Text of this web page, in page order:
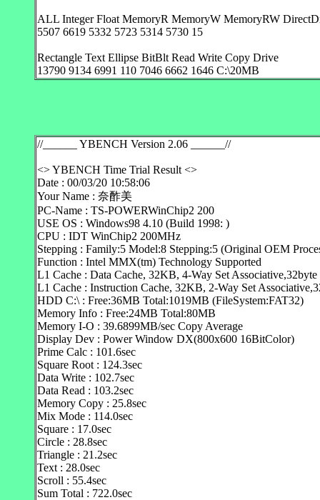
ALL Integer Float MemoryR MemoryW MemoryRW
5507 6619 5332 5723 5314 5730 15
Rectangle Text Ellipse BitBlt Read Write Copy Drive
13790 9134 6991 110 7046 6662 1646 C:\20MB
//______ YBENCH Version 2.06 ______//
<> YBENCH Time Trial Result <>
Date : 00/03/20 10:58:06
Your Name : 奈酢美
PC-Name : TS-POWERWinChip2 200
USE OS : Windows98 4.10 (Build 1998: )
CPU : IDT WinChip2 200MHz
Stepping : Family:5 Model:8 Stepping:5 (Original OEM
Function : Intel MMX(tm) Technology Supported
L1 Cache : Data Cache, 32KB, 4-Way Set
L1 Cache : Instruction Cache, 32KB, 2-Way Set
HDD C:\ : Free:36MB Total:1019MB (FileSystem:FAT32)
Memory Info : Free:24MB Total:80MB
Memory I-O : 39.6899MB/sec Copy Average
Display Dev : Power Window DX(800x600 16BitColor)
Prime Calc : 101.6sec
Square Root : 124.3sec
Data Write : 102.7sec
Data Read : 103.2sec
Memory Copy : 25.8sec
Mix Mode : 114.0sec
Square : 17.0sec
Circle : 28.8sec
Triangle : 21.2sec
Text : 28.0sec
Scroll : 55.4sec
Sum Total : 722.0sec